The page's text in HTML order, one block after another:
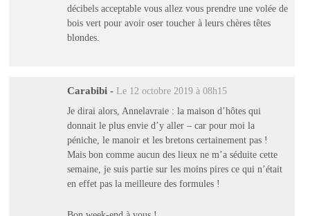
décibels acceptable vous allez vous prendre une volée de
bois vert pour avoir oser toucher à leurs chères têtes
blondes.
Carabibi - Le 12 octobre 2019 à 08h15
Je dirai alors, Annelavraie : la maison d’hôtes qui
donnait le plus envie d’y aller – car pour moi la
péniche, le manoir et les bretons certainement pas !
Mais bon comme aucun des lieux ne m’a séduite cette
semaine, je suis partie sur les moins pires ce qui n’était
en effet pas la meilleure des formules !